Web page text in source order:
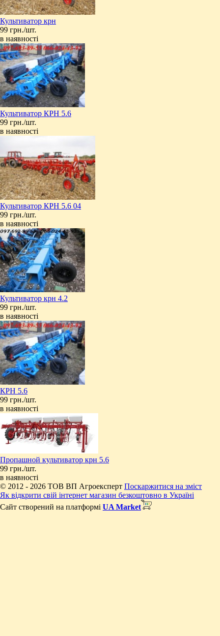
Культиватор крн
99 грн./шт.
в наявності
Культиватор КРН 5.6
99 грн./шт.
в наявності
Культиватор КРН 5.6 04
99 грн./шт.
в наявності
Культиватор крн 4.2
99 грн./шт.
в наявності
КРН 5.6
99 грн./шт.
в наявності
Пропашной культиватор крн 5.6
99 грн./шт.
в наявності
© 2012 - 2026 ТОВ ВП Агроексперт Поскаржитися на зміст
Як відкрити свій інтернет магазин безкоштовно в Україні
Сайт створений на платформі UA Market